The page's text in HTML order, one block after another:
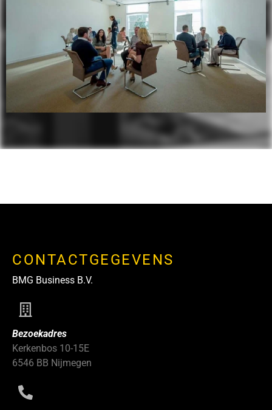
CONTACTGEGEVENS
BMG Business B.V.
Bezoekadres
Kerkenbos 10-15E
6546 BB Nijmegen